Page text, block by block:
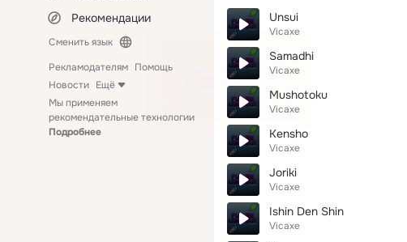
Рекомендации
Сменить язык
Рекламодателям Помощь
Новости Ещё
Мы применяем
рекомендательные технологии
Подробнее
Unsui
Vicaxe
Samadhi
Vicaxe
Mushotoku
Vicaxe
Kensho
Vicaxe
Joriki
Vicaxe
Ishin Den Shin
Vicaxe